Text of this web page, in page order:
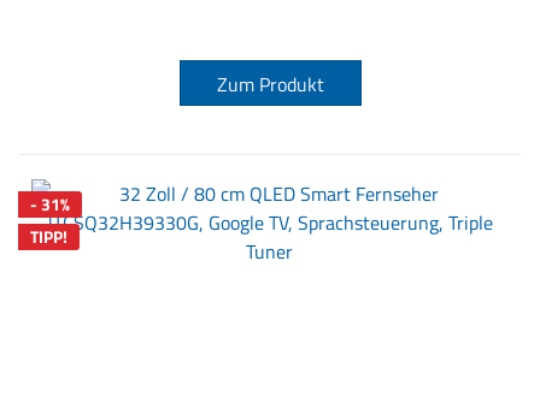
Zum Produkt
- 31%
TIPP!